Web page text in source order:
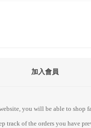
加入會員
you will be able to shop
track of the orders you have